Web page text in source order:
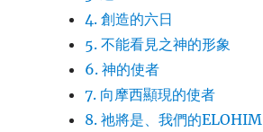
4. 創造的六日
5. 不能看見之神的形象
6. 神的使者
7. 向摩西顯現的使者
8. 祂將是、我們的ELOHIM